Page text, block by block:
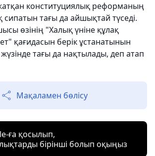
жатқан конституциялық реформаның
тағы да айшықтай түседі.
өзінің "Халық үніне құлақ
қағидасын берік ұстанатынын
тағы да нақтылады, деп атап
Мақаламен бөлісу
ға қосылып,
бірінші болып оқыңыз